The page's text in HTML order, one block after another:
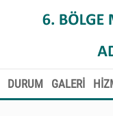
DURUM GALERİ